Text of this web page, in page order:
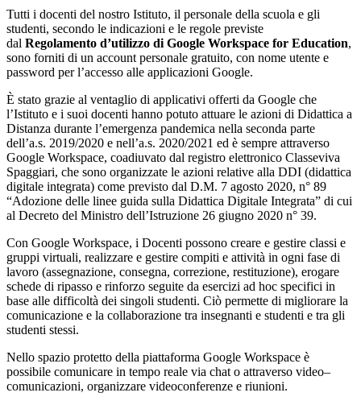
Tutti i docenti del nostro Istituto, il personale della scuola e gli
studenti, secondo le indicazioni e le regole previste
dal Regolamento d’utilizzo di Google Workspace for Education,
sono forniti di un account personale gratuito, con nome utente e
password per l’accesso alle applicazioni Google.
È stato grazie al ventaglio di applicativi offerti da Google che
l’Istituto e i suoi docenti hanno potuto attuare le azioni di Didattica a
Distanza durante l’emergenza pandemica nella seconda parte
dell’a.s. 2019/2020 e nell’a.s. 2020/2021 ed è sempre attraverso
Google Workspace, coadiuvato dal registro elettronico Classeviva
Spaggiari, che sono organizzate le azioni relative alla DDI (didattica
digitale integrata) come previsto dal D.M. 7 agosto 2020, n° 89
“Adozione delle linee guida sulla Didattica Digitale Integrata” di cui
al Decreto del Ministro dell’Istruzione 26 giugno 2020 n° 39.
Con Google Workspace, i Docenti possono creare e gestire classi e
gruppi virtuali, realizzare e gestire compiti e attività in ogni fase di
lavoro (assegnazione, consegna, correzione, restituzione), erogare
schede di ripasso e rinforzo seguite da esercizi ad hoc specifici in
base alle difficoltà dei singoli studenti. Ciò permette di migliorare la
comunicazione e la collaborazione tra insegnanti e studenti e tra gli
studenti stessi.
Nello spazio protetto della piattaforma Google Workspace è
possibile comunicare in tempo reale via chat o attraverso video–
comunicazioni, organizzare videoconferenze e riunioni.